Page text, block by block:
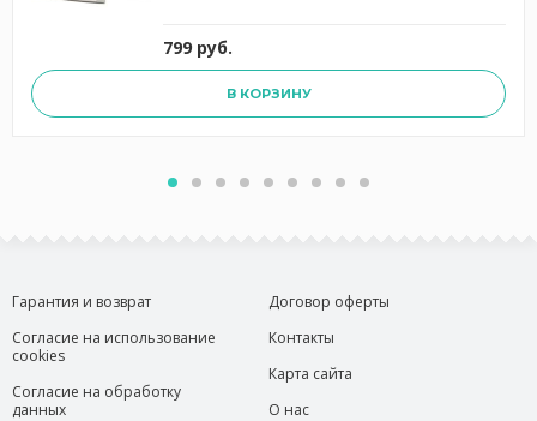
799 руб.
В КОРЗИНУ
Гарантия и возврат
Согласие на использование
cookies
Согласие на обработку
данных
Договор оферты
Контакты
Карта сайта
О нас